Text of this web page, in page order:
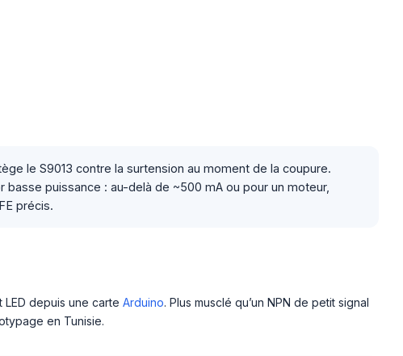
le S9013 contre la surtension au moment de la coupure.
puissance : au-delà de ~500 mA ou pour un moteur,
précis.
depuis une carte Arduino. Plus musclé qu’un NPN de petit signal
en Tunisie.